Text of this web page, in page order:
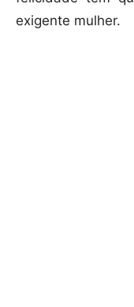
exigente mulher.